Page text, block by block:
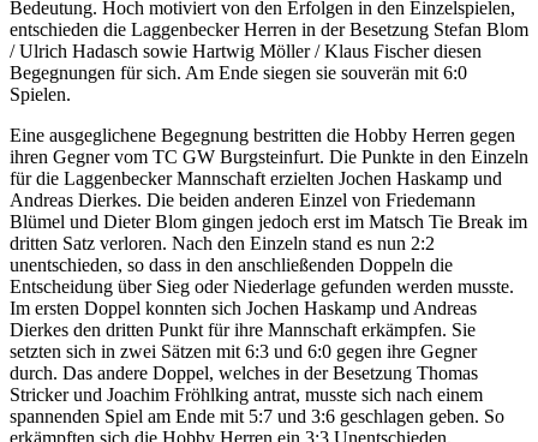
Bedeutung. Hoch motiviert von den Erfolgen in den Einzelspielen,
entschieden die Laggenbecker Herren in der Besetzung Stefan Blom
/ Ulrich Hadasch sowie Hartwig Möller / Klaus Fischer diesen
Begegnungen für sich. Am Ende siegen sie souverän mit 6:0
Spielen.
Eine ausgeglichene Begegnung bestritten die Hobby Herren gegen
ihren Gegner vom TC GW Burgsteinfurt. Die Punkte in den Einzeln
für die Laggenbecker Mannschaft erzielten Jochen Haskamp und
Andreas Dierkes. Die beiden anderen Einzel von Friedemann
Blümel und Dieter Blom gingen jedoch erst im Matsch Tie Break im
dritten Satz verloren. Nach den Einzeln stand es nun 2:2
unentschieden, so dass in den anschließenden Doppeln die
Entscheidung über Sieg oder Niederlage gefunden werden musste.
Im ersten Doppel konnten sich Jochen Haskamp und Andreas
Dierkes den dritten Punkt für ihre Mannschaft erkämpfen. Sie
setzten sich in zwei Sätzen mit 6:3 und 6:0 gegen ihre Gegner
durch. Das andere Doppel, welches in der Besetzung Thomas
Stricker und Joachim Fröhlking antrat, musste sich nach einem
spannenden Spiel am Ende mit 5:7 und 3:6 geschlagen geben. So